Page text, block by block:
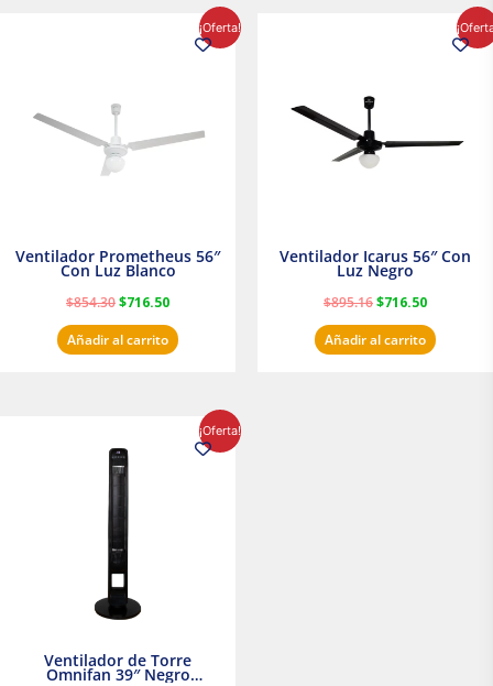
¡Oferta!
Ventilador Prometheus 56″
Con Luz Blanco
$854.30$716.50
precio
actual
Añadir al carrito
Ventilador Icarus 56″ Con
Luz Negro
$895.16$716.50
precio
actual
Añadir al carrito
¡Oferta!
Ventilador de Torre
Omnifan 39″ Negro
original
era:
precio
actual